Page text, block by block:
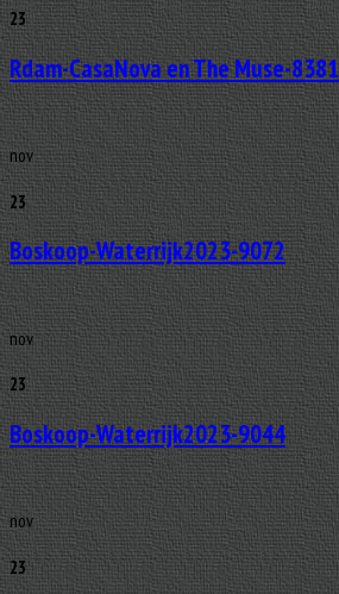
23
Rdam-CasaNova en The Muse-8381
nov
23
Boskoop-Waterrijk2023-9072
nov
23
Boskoop-Waterrijk2023-9044
nov
23